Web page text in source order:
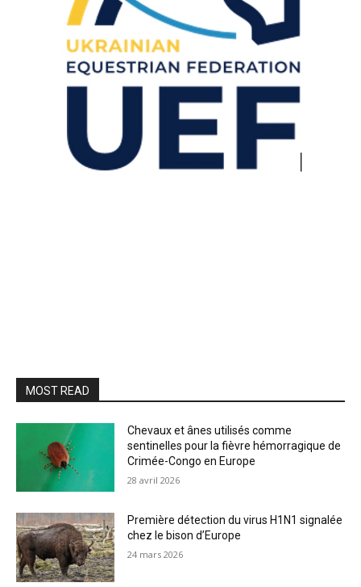
MOST READ
Chevaux et ânes utilisés comme
sentinelles pour la fièvre hémorragique de
Crimée-Congo en Europe
28 avril 2026
Première détection du virus H1N1 signalée
chez le bison d’Europe
24 mars 2026